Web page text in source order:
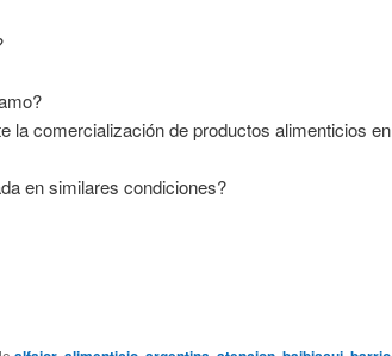
la comercialización de productos alimenticios en
en similares condiciones?